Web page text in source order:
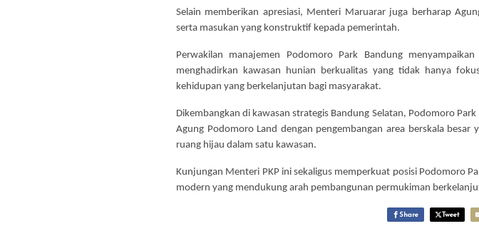
Selain memberikan apresiasi, Menteri Maruarar juga berharap
serta masukan yang konstruktif kepada pemerintah.
Perwakilan manajemen Podomoro Park Bandung
menghadirkan kawasan hunian berkualitas yang tidak hanya
kehidupan yang berkelanjutan bagi masyarakat.
Dikembangkan di kawasan strategis Bandung Selatan, Podomoro
Agung Podomoro Land dengan pengembangan area berskala
ruang hijau dalam satu kawasan.
Kunjungan Menteri PKP ini sekaligus memperkuat posisi Podomoro
modern yang mendukung arah pembangunan permukiman
Share Tweet